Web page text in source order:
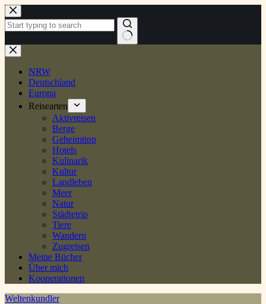
Zum
Inhalt
springen
Keine
Ergebnisse
NRW
Deutschland
Europa
Reisearten
Aktivreisen
Berge
Geheimtipp
Hotels
Kulinarik
Kultur
Landleben
Meer
Natur
Städtetrip
Tiere
Wandern
Zugreisen
Meine Bücher
Über mich
Kooperationen
Weltenkundler